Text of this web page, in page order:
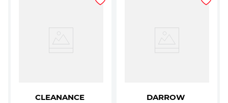
CLEANANCE DARROW